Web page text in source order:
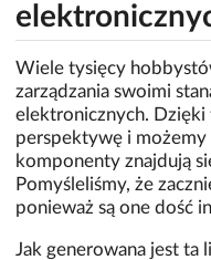
Wiele tysięcy
zarządzania swoimi
elektronicznych. Dzięki
perspektywę i
komponenty znajdują
Pomyśleliśmy, że
ponieważ są one dość
Jak generowana jest ta